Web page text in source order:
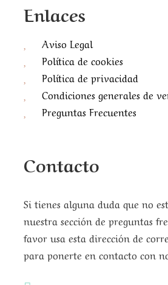
Enlaces
Aviso Legal
Política de cookies
Política de privacidad
Condiciones generales de
Preguntas Frecuentes
Contacto
Si tienes alguna duda que no
nuestra sección de preguntas
favor usa esta dirección de
para ponerte en contacto con